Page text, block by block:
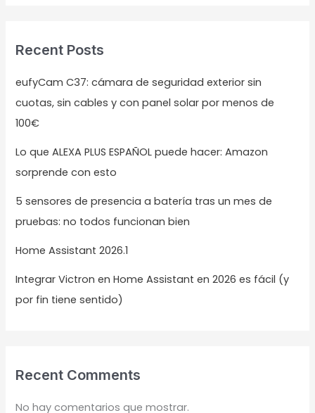
Recent Posts
eufyCam C37: cámara de seguridad exterior sin
cuotas, sin cables y con panel solar por menos de
100€
Lo que ALEXA PLUS ESPAÑOL puede hacer: Amazon
sorprende con esto
5 sensores de presencia a batería tras un mes de
pruebas: no todos funcionan bien
Home Assistant 2026.1
Integrar Victron en Home Assistant en 2026 es fácil (y
por fin tiene sentido)
Recent Comments
No hay comentarios que mostrar.